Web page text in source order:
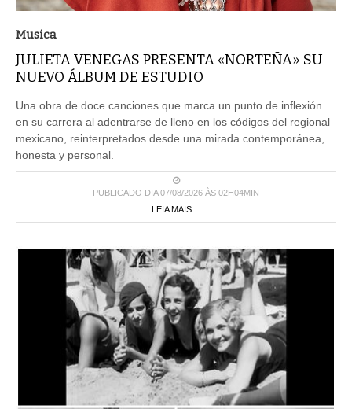
Musica
JULIETA VENEGAS PRESENTA «NORTEÑA» SU
NUEVO ÁLBUM DE ESTUDIO
Una obra de doce canciones que marca un punto de inflexión
en su carrera al adentrarse de lleno en los códigos del regional
mexicano, reinterpretados desde una mirada contemporánea,
honesta y personal.
PUBLICADO DIA 07/08/2026 ÀS 02H04MIN
LEIA MAIS ...